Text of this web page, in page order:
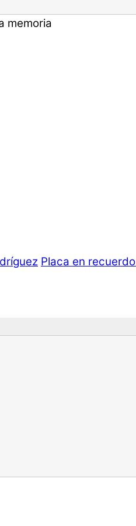
memoria
Placa en